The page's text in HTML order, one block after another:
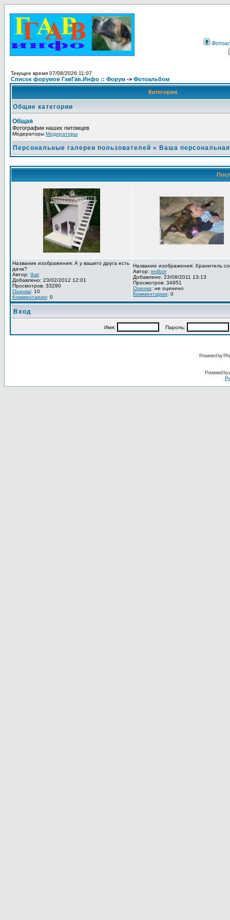
Текущее время 07/08/2026 11:07
Список форумов ГавГав.Инфо :: Форум -> Фотоальбом
Категория
Общие категории
Общая
Фотографии наших питомцев
Модераторы Модераторы
Персональные галереи пользователей » Ваша
Название изображения: А у вашего друга есть
дача?
Автор: Ikar
Добавлено: 23/02/2012 12:01
Просмотров: 33290
Оценка: 10
Комментарии: 0
Название изображения: Хранитель
Автор: redbor
Добавлено: 23/08/2011 13:13
Просмотров: 34951
Оценка: не оценено
Комментарии: 0
Вход
Имя: Пароль:
Powered by
Powered by